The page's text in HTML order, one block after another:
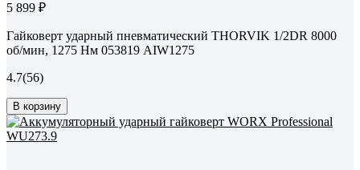
5 899 ₽
Гайковерт ударный пневматический THORVIK 1/2DR 8000
об/мин, 1275 Нм 053819 AIW1275
4.7(56)
В корзину